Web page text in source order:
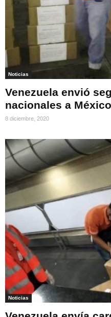
Noticias
Venezuela envió
nacionales a México
8 diciembre, 2020
Noticias